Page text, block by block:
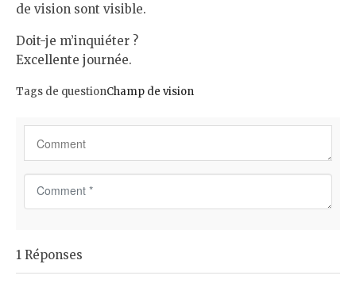
de vision sont visible.
Doit-je m’inquiéter ?
Excellente journée.
Tags de questionChamp de vision
e
n
1 Réponses